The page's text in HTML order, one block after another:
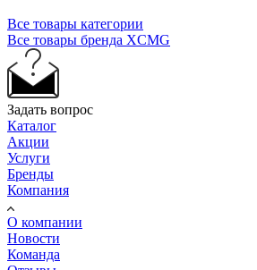
Все товары категории
Все товары бренда XCMG
Задать вопрос
Каталог
Акции
Услуги
Бренды
Компания
О компании
Новости
Команда